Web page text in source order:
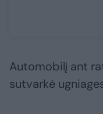
Automobilį ant
sutvarkė